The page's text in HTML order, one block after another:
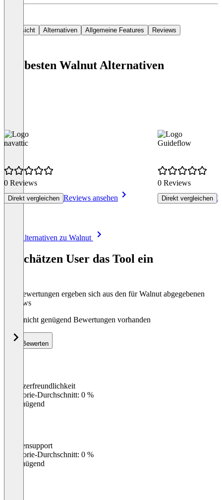
Übersicht Alternativen Allgemeine Features Reviews
Die besten Walnut Alternativen
navattic
0 Reviews
Direkt vergleichen Reviews ansehen
Guideflow
0 Reviews
Direkt vergleichen
Alle Alternativen zu Walnut
So schätzen User das Tool ein
Die Bewertungen ergeben sich aus den für Walnut abgegebenen
Reviews
Noch nicht genügend Bewertungen vorhanden
Bewerten
Benutzerfreundlichkeit
Kategorie-Durchschnitt: 0 %
Ungenügend
Kundensupport
Kategorie-Durchschnitt: 0 %
Ungenügend